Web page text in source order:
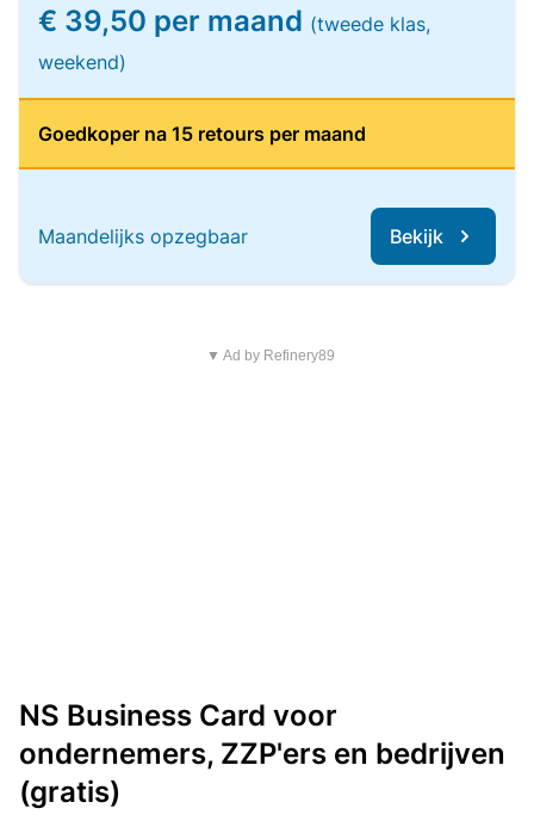
€ 39,50 per maand (tweede klas,
weekend)
Goedkoper na 15 retours per maand
Maandelijks opzegbaar Bekijk
▼ Ad by Refinery89
NS Business Card voor
ondernemers, ZZP'ers en bedrijven
(gratis)